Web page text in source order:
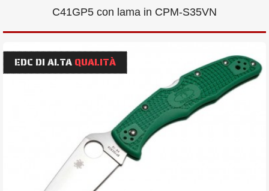
C41GP5 con lama in CPM-S35VN
EDC DI ALTA QUALITÀ